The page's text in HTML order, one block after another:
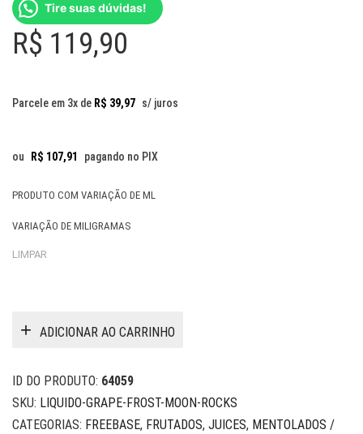
Tire suas dúvidas!
R$ 119,90
Parcele em 3x de R$ 39,97 s/ juros
ou R$ 107,91 pagando no PIX
PRODUTO COM VARIAÇÃO DE ML
VARIAÇÃO DE MILIGRAMAS
LIMPAR
ADICIONAR AO CARRINHO
ID DO PRODUTO: 64059
SKU: LIQUIDO-GRAPE-FROST-MOON-ROCKS
CATEGORIAS: FREEBASE, FRUTADOS, JUICES, MENTOLADOS /